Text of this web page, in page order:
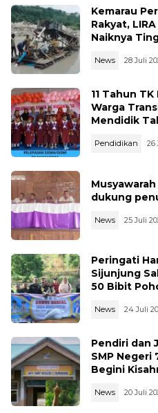
Kemarau
Rakyat,
Naiknya
News 28 Juli
11 Tahun
Warga
Mendidik
Pendidikan 26
dukung
News 25 Juli
Peringati
Sijunjung
50 Bibit
News 24 Juli
Pendiri dan
SMP Negeri
Begini
News 20 Juli